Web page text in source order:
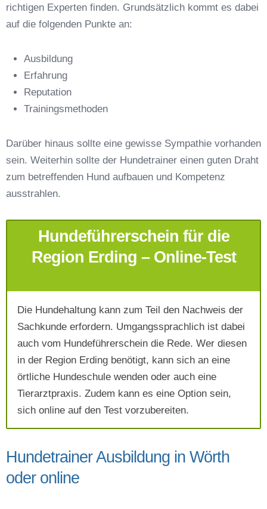
E-Mail-Adresse
Telefonnummer*
Mit Absenden der Daten akzeptiere ich die
AGB`s.
Absenden
richtigen Experten finden. Grundsätzlich kommt es dabei
auf die folgenden Punkte an:
Ausbildung
Erfahrung
Reputation
Trainingsmethoden
Darüber hinaus sollte eine gewisse Sympathie vorhanden
sein. Weiterhin sollte der Hundetrainer einen guten Draht
zum betreffenden Hund aufbauen und Kompetenz
ausstrahlen.
Hundeführerschein für die
Region Erding – Online-Test
Die Hundehaltung kann zum Teil den Nachweis der
Sachkunde erfordern. Umgangssprachlich ist dabei
auch vom Hundeführerschein die Rede. Wer diesen
in der Region Erding benötigt, kann sich an eine
örtliche Hundeschule wenden oder auch eine
Tierarztpraxis. Zudem kann es eine Option sein,
sich online auf den Test vorzubereiten.
Hundetrainer Ausbildung in Wörth
oder online